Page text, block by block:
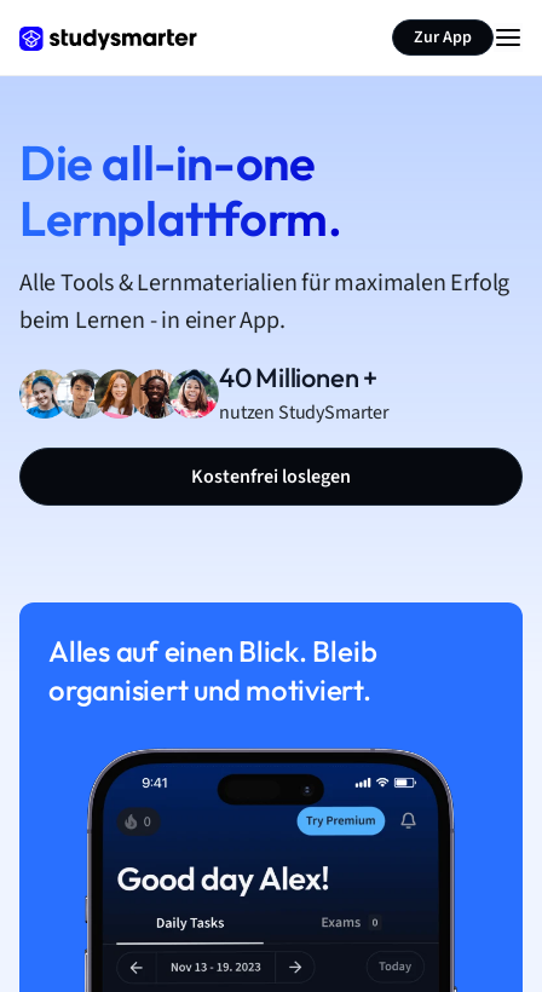
Zur App
Die all-in-one
Lernplattform.
Alle Tools & Lernmaterialien für maximalen Erfolg
beim Lernen - in einer App.
40 Millionen +
nutzen StudySmarter
Kostenfrei loslegen
Alles auf einen Blick. Bleib
organisiert und motiviert.